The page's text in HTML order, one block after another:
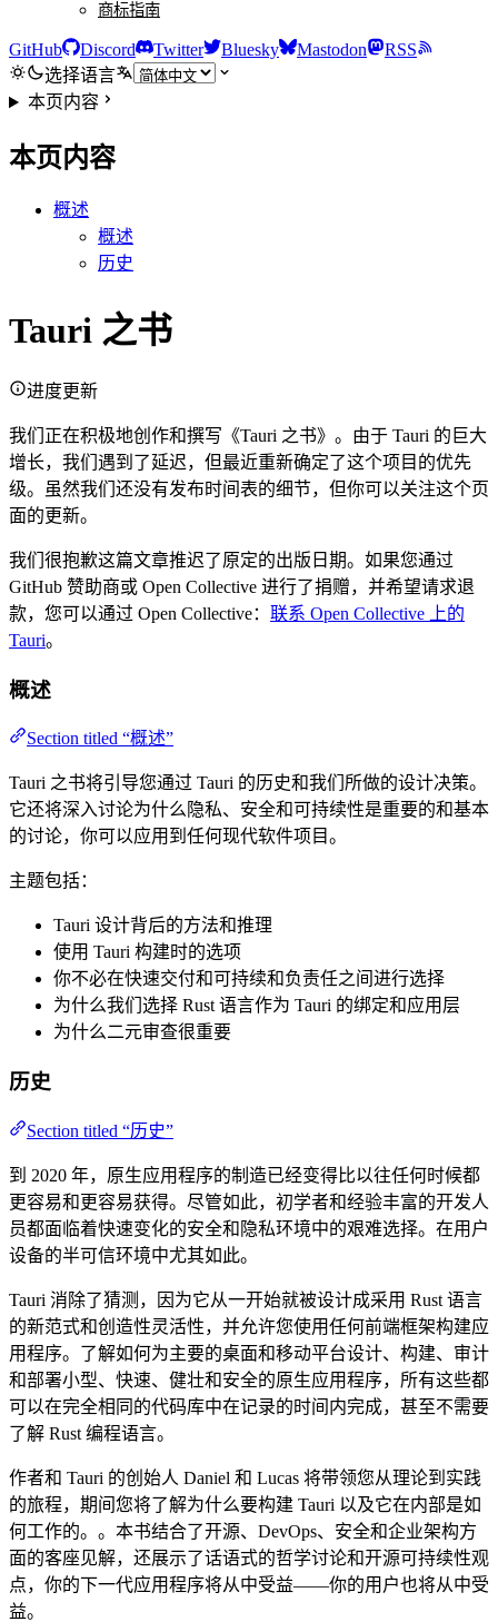
商标指南
GitHub Discord Twitter Bluesky Mastodon
RSS
选择语言
本页内容
本页内容
概述
概述
历史
Tauri 之书
进度更新
我们正在积极地创作和撰写《Tauri 之书》。由于 Tauri 的巨大
增长，我们遇到了延迟，但最近重新确定了这个项目的优先
级。虽然我们还没有发布时间表的细节，但你可以关注这个页
面的更新。
我们很抱歉这篇文章推迟了原定的出版日期。如果您通过
GitHub 赞助商或 Open Collective 进行了捐赠，并希望请求退
款，您可以通过 Open Collective： 联系 Open Collective 上的
Tauri。
概述
Section titled “概述”
Tauri 之书将引导您通过 Tauri 的历史和我们所做的设计决策。
它还将深入讨论为什么隐私、安全和可持续性是重要的和基本
的讨论，你可以应用到任何现代软件项目。
主题包括：
Tauri 设计背后的方法和推理
使用 Tauri 构建时的选项
你不必在快速交付和可持续和负责任之间进行选择
为什么我们选择 Rust 语言作为 Tauri 的绑定和应用层
为什么二元审查很重要
历史
Section titled “历史”
到 2020 年，原生应用程序的制造已经变得比以往任何时候都
更容易和更容易获得。尽管如此，初学者和经验丰富的开发人
员都面临着快速变化的安全和隐私环境中的艰难选择。在用户
设备的半可信环境中尤其如此。
Tauri 消除了猜测，因为它从一开始就被设计成采用 Rust 语言
的新范式和创造性灵活性，并允许您使用任何前端框架构建应
用程序。了解如何为主要的桌面和移动平台设计、构建、审计
和部署小型、快速、健壮和安全的原生应用程序，所有这些都
可以在完全相同的代码库中在记录的时间内完成，甚至不需要
了解 Rust 编程语言。
作者和 Tauri 的创始人 Daniel 和 Lucas 将带领您从理论到实践
的旅程，期间您将了解为什么要构建 Tauri 以及它在内部是如
何工作的。。本书结合了开源、DevOps、安全和企业架构方
面的客座见解，还展示了话语式的哲学讨论和开源可持续性观
点，你的下一代应用程序将从中受益——你的用户也将从中受
益。